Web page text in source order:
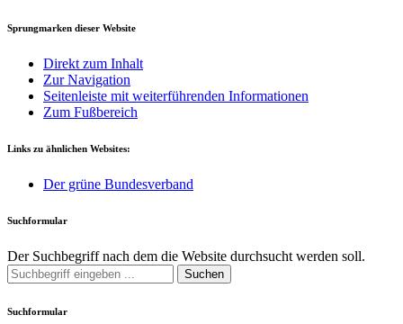
Sprungmarken dieser Website
Direkt zum Inhalt
Zur Navigation
Seitenleiste mit weiterführenden Informationen
Zum Fußbereich
Links zu ähnlichen Websites:
Der grüne Bundesverband
Suchformular
Der Suchbegriff nach dem die Website durchsucht werden soll.
Suchen
Suchformular